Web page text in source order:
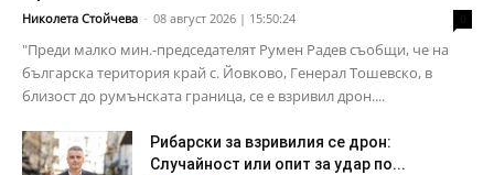
Николета Стойчева - 08 август 2026 | 15:50:24
"Преди малко мин.-председателят Румен Радев съобщи, че на
българска територия край с. Йовково, Генерал Тошевско, в
близост до румънската граница, се е взривил дрон....
Рибарски за взривилия се дрон:
Случайност или опит за удар по...